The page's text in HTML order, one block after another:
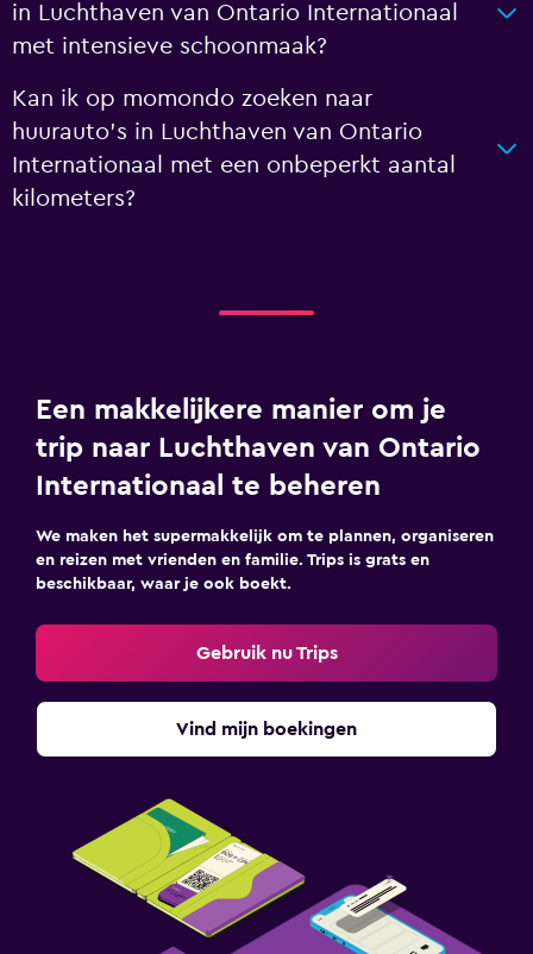
in Luchthaven van Ontario Internationaal
met intensieve schoonmaak?
Kan ik op momondo zoeken naar
huurauto's in Luchthaven van Ontario
Internationaal met een onbeperkt aantal
kilometers?
Een makkelijkere manier om je
trip naar Luchthaven van Ontario
Internationaal te beheren
We maken het supermakkelijk om te plannen, organiseren
en reizen met vrienden en familie. Trips is grats en
beschikbaar, waar je ook boekt.
Gebruik nu Trips
Vind mijn boekingen